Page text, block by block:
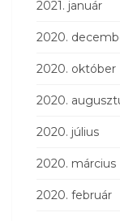
2021. január
2020.
2020. október
2020.
2020. július
2020. március
2020. február